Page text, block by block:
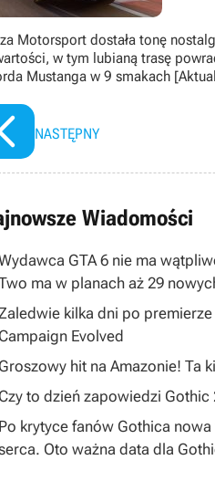
Motorsport dostała tonę
w tym lubianą trasę
Mustanga w 9 smakach
NASTĘPNY
Wiadomości
GTA 6 nie ma
ma w planach aż 29
kilka dni po
Campaign Evolved
Groszowy hit na Amazonie! Ta
Czy to dzień zapowiedzi
Po krytyce fanów Gothica
Oto ważna data dla